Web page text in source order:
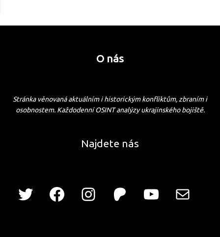
O nás
Stránka věnovaná aktuálním i historickým konfliktům, zbraním i
osobnostem. Každodenní OSINT analýzy ukrajinského bojiště.
Najdete nás